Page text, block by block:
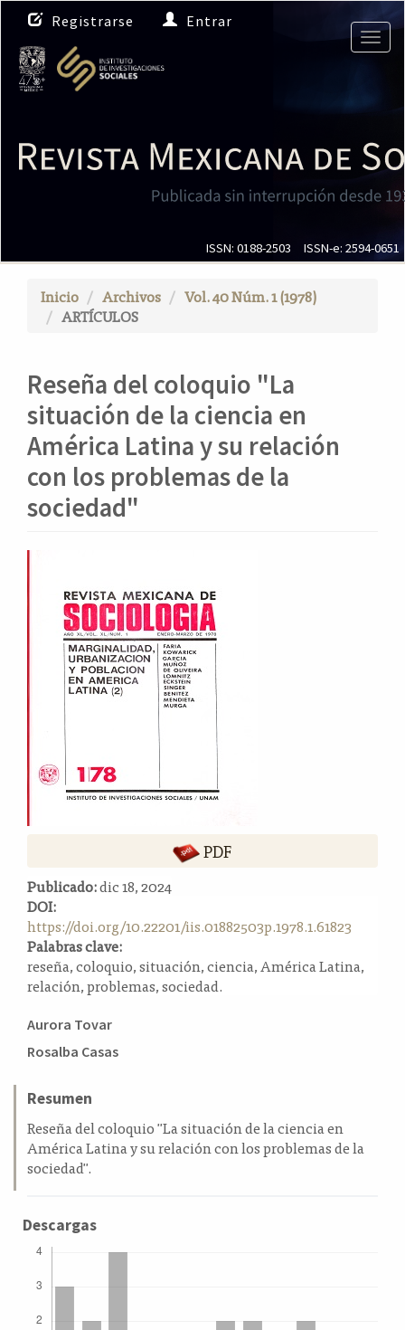
N
a
v
e
g
i
ó
n
c
C
o
n
t
e
n
i
a
r
t
e
r
a
l
Registrarse Entrar
ISSN: 0188-2503 ISSN-e: 2594-0651
Inicio Archivos
Vol. 40 Núm. 1 (1978)
ARTÍCULOS
Reseña del coloquio "La
situación de la ciencia en
América Latina y su relación
con los problemas de la
sociedad"
lateral
del
artículo
PDF
Publicado:dic 18, 2024
DOI:
https://doi.org/10.22201/iis.01882503p.1978.1.61823
Palabras clave:
reseña, coloquio, situación, ciencia, América Latina,
relación, problemas, sociedad.
Contenido
principal
artículo
Aurora Tovar
Rosalba Casas
Resumen
Reseña del coloquio "La situación de la ciencia en
América Latina y su relación con los problemas de la
sociedad".
Descargas